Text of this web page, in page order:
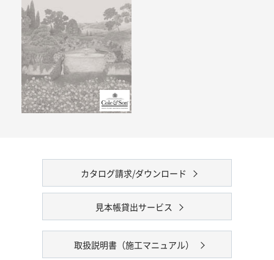
カタログ請求/ダウンロード
見本帳貸出サービス
取扱説明書（施工マニュアル）